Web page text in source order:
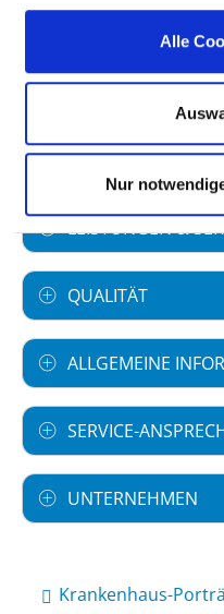
Alle
Nur
Herzzentrum
Art des Trägers:
LEISTUNGEN &
QUALITÄT
ALLGEMEINE
SERVICE-
UNTERNEHMEN
Krankenhaus-